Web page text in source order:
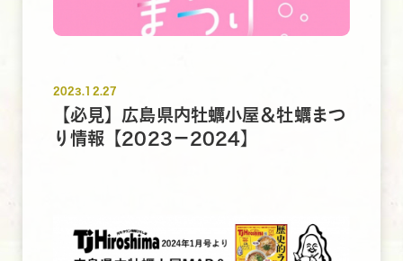
2023.12.27
【必見】広島県内牡蠣小屋＆牡蠣まつ
り情報【2023－2024】